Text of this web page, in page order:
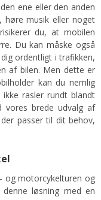
ene eller den anden
høre musik eller noget
du, at mobilen
Du kan måske også
ordentligt i trafikken,
af bilen. Men dette er
kan du nemlig
rasler rundt blandt
vores brede udvalg af
passer til dit behov,
og motorcykelturen og
løsning med en